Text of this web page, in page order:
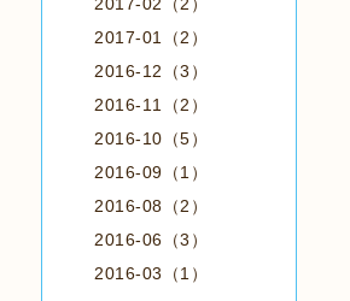
2017-01（2）
2016-12（3）
2016-11（2）
2016-10（5）
2016-09（1）
2016-08（2）
2016-06（3）
2016-03（1）